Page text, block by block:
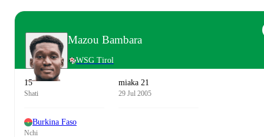
Mazou Bambara
WSG Tirol
15
Shati
miaka 21
29 Jul 2005
Burkina Faso
Nchi